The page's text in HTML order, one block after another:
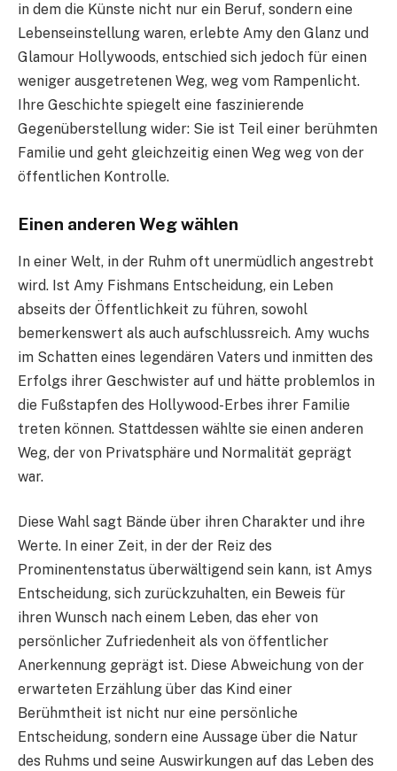
in dem die Künste nicht nur ein Beruf, sondern eine
Lebenseinstellung waren, erlebte Amy den Glanz und
Glamour Hollywoods, entschied sich jedoch für einen
weniger ausgetretenen Weg, weg vom Rampenlicht.
Ihre Geschichte spiegelt eine faszinierende
Gegenüberstellung wider: Sie ist Teil einer berühmten
Familie und geht gleichzeitig einen Weg weg von der
öffentlichen Kontrolle.
Einen anderen Weg wählen
In einer Welt, in der Ruhm oft unermüdlich angestrebt
wird. Ist Amy Fishmans Entscheidung, ein Leben
abseits der Öffentlichkeit zu führen, sowohl
bemerkenswert als auch aufschlussreich. Amy wuchs
im Schatten eines legendären Vaters und inmitten des
Erfolgs ihrer Geschwister auf und hätte problemlos in
die Fußstapfen des Hollywood-Erbes ihrer Familie
treten können. Stattdessen wählte sie einen anderen
Weg, der von Privatsphäre und Normalität geprägt
war.
Diese Wahl sagt Bände über ihren Charakter und ihre
Werte. In einer Zeit, in der der Reiz des
Prominentenstatus überwältigend sein kann, ist Amys
Entscheidung, sich zurückzuhalten, ein Beweis für
ihren Wunsch nach einem Leben, das eher von
persönlicher Zufriedenheit als von öffentlicher
Anerkennung geprägt ist. Diese Abweichung von der
erwarteten Erzählung über das Kind einer
Berühmtheit ist nicht nur eine persönliche
Entscheidung, sondern eine Aussage über die Natur
des Ruhms und seine Auswirkungen auf das Leben des